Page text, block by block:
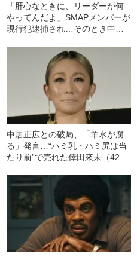
「肝心なときに、リーダーが何
やってんだよ」SMAPメンバーが
現行犯逮捕され…そのとき中居
中居正広との破局、「羊水が腐
る」発言…“ハミ乳・ハミ尻は当
たり前”で売れた倖田來未（42）